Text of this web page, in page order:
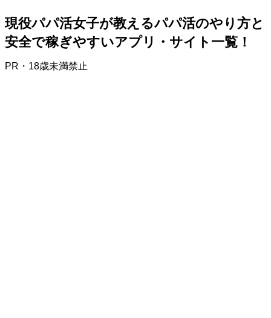
現役パパ活女子が教えるパパ活のやり方と
安全で稼ぎやすいアプリ・サイト一覧！
PR・18歳未満禁止